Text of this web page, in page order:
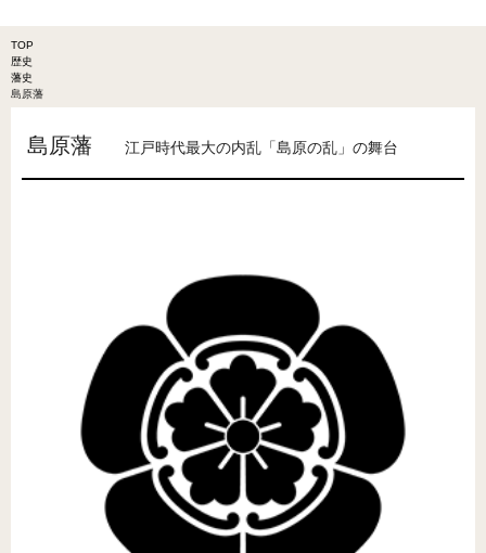
TOP
歴史
藩史
島原藩
島原藩 江戸時代最大の内乱「島原の乱」の舞台